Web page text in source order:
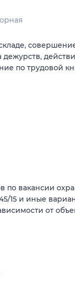
по трудовой
по вакансии
15 и иные
от